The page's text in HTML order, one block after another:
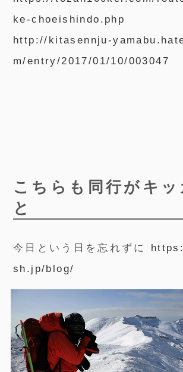
ke-choeishindo.php
http://kitasennju-
m/entry/2017/01/10/003047
こちらも同行がキ
と
今日という日を忘れずに
sh.jp/blog/